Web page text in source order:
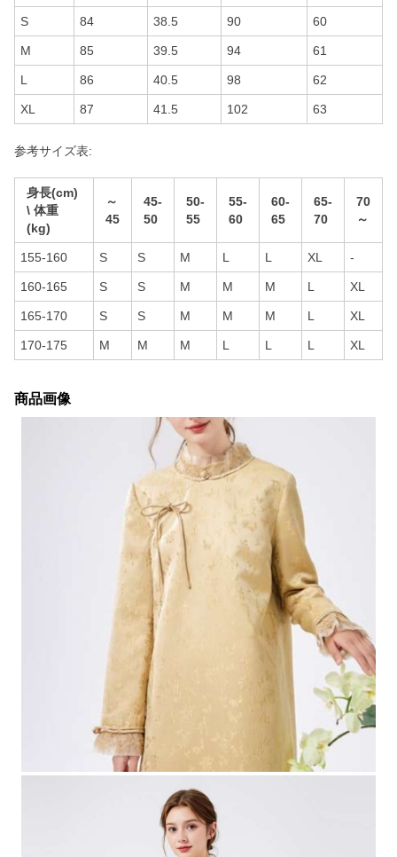
S 84 38.5 90 60
M 85 39.5 94 61
L 86 40.5 98 62
XL 87 41.5 102 63
参考サイズ表:
身長(cm)
\ 体重
(kg)
～
45
45-
50
50-
55
55-
60
60-
65
65-
70
70
～
155-160 S S M L L XL -
160-165 S S M M M L XL
165-170 S S M M M L XL
170-175 M M M L L L XL
商品画像